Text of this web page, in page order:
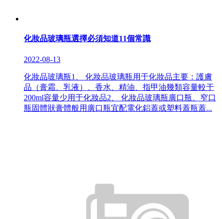
化妝品玻璃瓶選擇必須知道11個常識
2022-08-13
化妝品玻璃瓶1、 化妝品玻璃瓶用于化妝品主要：護膚
品（膏霜、乳液）、香水、精油、指甲油幾類容量較于
200ml容量少用于化妝品2、 化妝品玻璃瓶廣口瓶、窄口
瓶固體狀膏體般用廣口瓶宜配電化鋁蓋或塑料蓋瓶蓋...